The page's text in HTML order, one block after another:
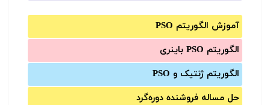
آموزش الگوریتم PSO
الگوریتم PSO باینری
الگوریتم ژنتیک و PSO
حل مساله فروشنده دوره‌گرد